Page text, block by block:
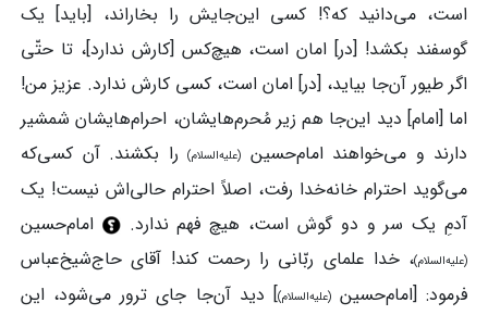
است، می‌دانید که؟! کسی این‌جایش را بخاراند، [باید] یک
گوسفند بکشد! [در] امان است، هیچ‌کس [کارش ندارد]، تا حتّی
اگر طیور آن‌جا بیاید، [در] امان است، کسی کارش ندارد. عزیز من!
اما [امام] دید این‌جا هم زیر مُحرم‌هایشان، احرام‌هایشان شمشیر
دارند و می‌خواهند امام‌حسین (علیه‌السلام) را بکشند. آن کسی‌که
می‌گوید احترام خانه‌خدا رفت، اصلاً احترام حالی‌اش نیست! یک
آدمِ یک سر و دو گوش است، هیچ فهم ندارد.
امام‌حسین
(علیه‌السلام)، خدا علمای ربّانی را رحمت کند! آقای حاج‌شیخ‌عباس
فرمود: [امام‌حسین(علیه‌السلام)] دید آن‌جا جای ترور می‌شود، این